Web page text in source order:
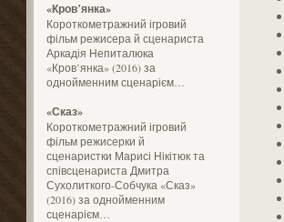
«Кров’янка»
Короткометражний ігровий
фільм режисера й сценариста
Аркадія Непиталюка
«Кров’янка» (2016) за
однойменним сценарієм…
«Сказ»
Короткометражний ігровий
фільм режисерки й
сценаристки Марисі Нікітюк та
співсценариста Дмитра
Сухолиткого-Собчука «Сказ»
(2016) за однойменним
сценарієм…